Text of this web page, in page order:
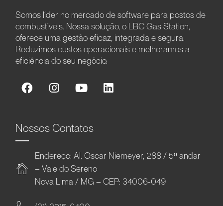
Somos líder no mercado de software para postos de
combustíveis. Nossa solução, o LBC Gas Station,
oferece uma gestão eficaz, integrada e segura.
Reduzimos custos operacionais e melhoramos a
eficiência do seu negócio.
Nossos Contatos
Endereço: Al. Oscar Niemeyer, 288 / 5º andar
– Vale do Sereno
Nova Lima / MG – CEP: 34006-049